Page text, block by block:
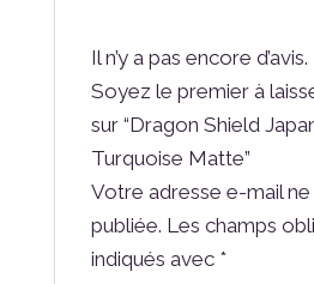
Il n’y a pas encore d’avis.
Soyez le premier à
sur “Dragon Shield
Turquoise Matte”
Votre adresse e-mail ne
publiée. Les champs
indiqués avec *